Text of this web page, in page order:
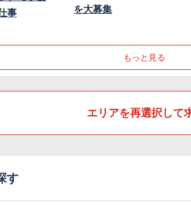
事
を大募集
もっと見る
エリアを再選択して
す